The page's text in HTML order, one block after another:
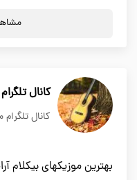
کانال
کانال
بهترین موزیکهای بیکلام